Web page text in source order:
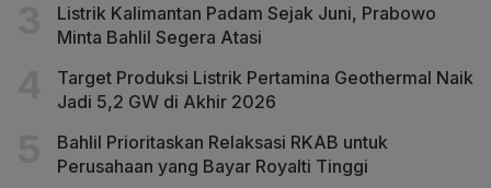
Listrik Kalimantan Padam Sejak Juni, Prabowo
Minta Bahlil Segera Atasi
Target Produksi Listrik Pertamina Geothermal Naik
Jadi 5,2 GW di Akhir 2026
Bahlil Prioritaskan Relaksasi RKAB untuk
Perusahaan yang Bayar Royalti Tinggi